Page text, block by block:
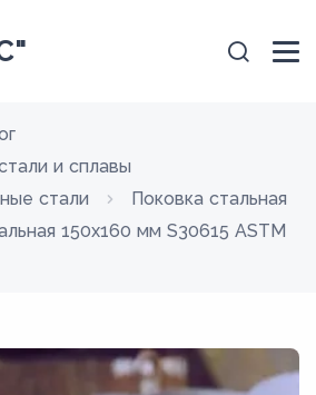
и сплавы
стали
Поковка стальная
150х160 мм S30615 ASTM